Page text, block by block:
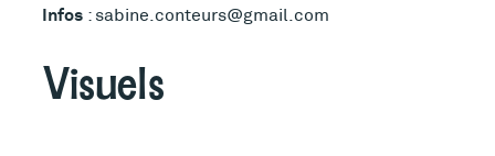
Infos : sabine.conteurs@gmail.com
Visuels